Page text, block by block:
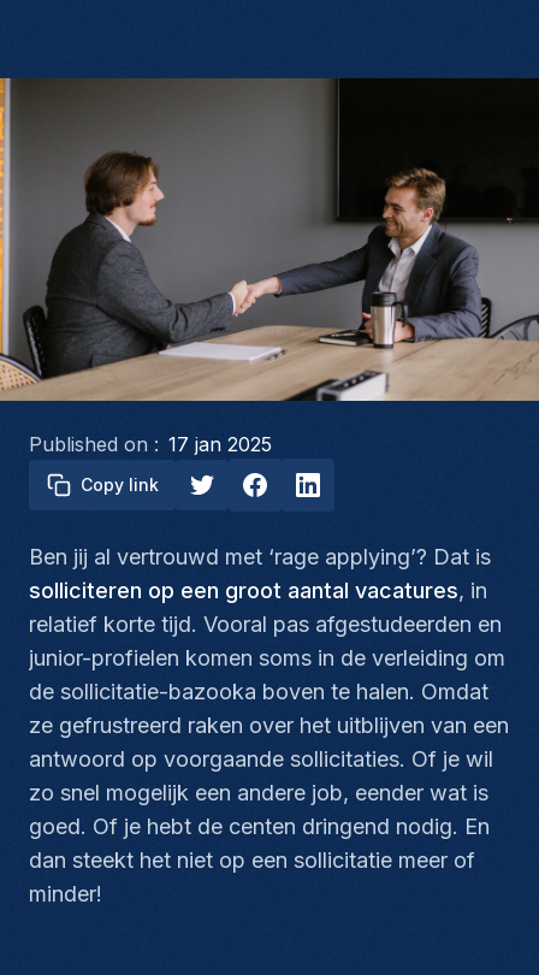
Published on : 17 jan 2025
Copy link
Ben jij al vertrouwd met ‘rage applying’? Dat is
solliciteren op een groot aantal vacatures, in
relatief korte tijd. Vooral pas afgestudeerden en
junior-profielen komen soms in de verleiding om
de sollicitatie-bazooka boven te halen. Omdat
ze gefrustreerd raken over het uitblijven van een
antwoord op voorgaande sollicitaties. Of je wil
zo snel mogelijk een andere job, eender wat is
goed. Of je hebt de centen dringend nodig. En
dan steekt het niet op een sollicitatie meer of
minder!